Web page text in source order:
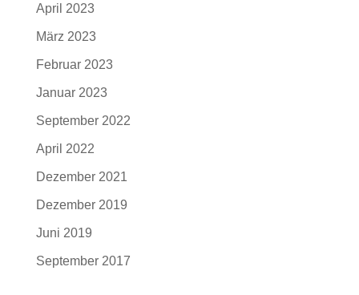
April 2023
März 2023
Februar 2023
Januar 2023
September 2022
April 2022
Dezember 2021
Dezember 2019
Juni 2019
September 2017